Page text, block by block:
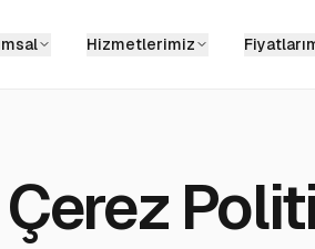
Hizmetlerimiz
Çerez